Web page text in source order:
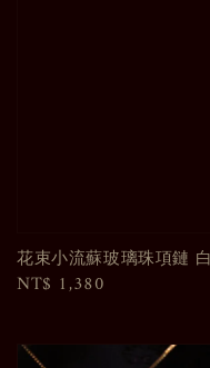
花束小流蘇玻璃珠項鏈 白
Regular
NT$ 1,380